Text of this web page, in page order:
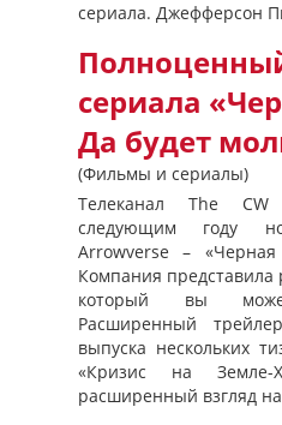
сериала. Джефферсон
сериала
Да будет
(Фильмы и сериалы)
Телеканал The CW
следующим году
Arrowverse –
Компания
который вы
Расширенный
выпуска нескольких
«Кризис на
расширенный взгляд